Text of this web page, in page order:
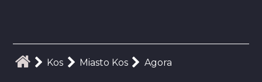
Kos Miasto Kos Agora